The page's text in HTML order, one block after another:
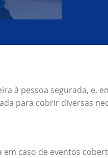
à pessoa segurada, e,
para cobrir diversas
caso de eventos